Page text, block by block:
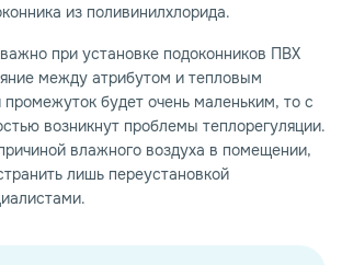
из поливинилхлорида.
при установке подоконников ПВХ
между атрибутом и тепловым
будет очень маленьким, то с
возникнут проблемы теплорегуляции.
влажного воздуха в помещении,
лишь переустановкой